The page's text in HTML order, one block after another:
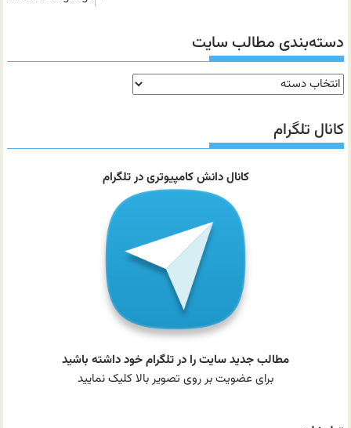
دسته‌بندی مطالب سایت
دسته‌بندی
مطالب
سایت
کانال تلگرام
کانال دانش کامپیوتری در تلگرام
مطالب جدید سایت را در تلگرام خود داشته باشید
برای عضویت بر روی تصویر بالا کلیک نمایید